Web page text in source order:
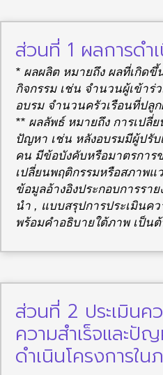
ส่วนที่ 1 ผลการดำ
* ผลผลิต หมายถึง ผลที่เกิด
กิจกรรม เช่น จำนวนผู้เข้า
อบรม จำนวนครัวเรือนที่ปลู
** ผลลัพธ์ หมายถึง การเปลี่
ปัญหา เช่น หลังอบรมมีผู้ปรั
คน มีข้อบังคับหรือมาตรกา
เปลี่ยนพฤติกรรมหรือสภาพ
ข้อมูลอ้างอิงประกอบการรา
นำ , แบบสรุปการประเมินค
พร้อมคำอธิบายใต้ภาพ เป็น
ส่วนที่ 2 ประเมิน
ความสำเร็จและปั
ดำเนินโครงการใน